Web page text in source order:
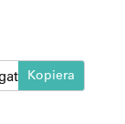
https://lokallots.se/objekt/forsta-langgatan-22-1-1-1